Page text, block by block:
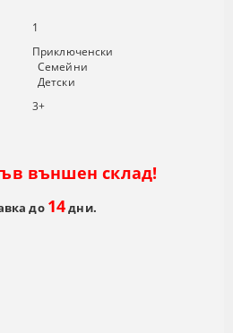
1
Приключенски
Семейни
Детски
3+
външен склад!
до 14дни.